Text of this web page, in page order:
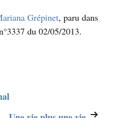
Grépinet, paru dans
du 02/05/2013.